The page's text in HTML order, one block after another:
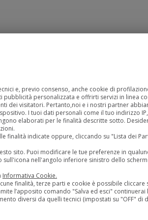
e, previo consenso, anche cookie di
personalizzata e offrirti servizi in linea
dei visitatori. Pertanto,noi e i nostri partner
I tuoi dati personali come il tuo indirizzo
elaborati per le finalità descritte sotto.
finalità indicate oppure, cliccando su "Lista dei
sito. Puoi modificare le tue preferenze in
nell'angolo inferiore sinistro dello
Informativa Cookie.
finalità, terze parti e cookie è possibile cliccare
l’apposito comando "Salva ed esci"
diversi da quelli tecnici (impostati su "OFF" di